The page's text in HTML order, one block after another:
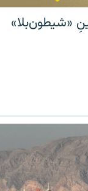
«شیطون‌بلا»